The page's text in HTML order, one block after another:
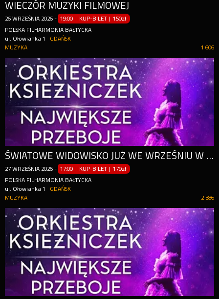
WIECZÓR MUZYKI FILMOWEJ
26 WRZEŚNIA 2026 - 19:00 | KUP-BILET |150zł
POLSKA FILHARMONIA BAŁTYCKA
ul. Ołowianka 1
GDAŃSK
1 606
MUZYKA
ŚWIATOWE WIDOWISKO JUŻ WE WRZEŚNIU W GDAŃSKU!
27 WRZEŚNIA 2026 - 17:00 | KUP-BILET |179zł
POLSKA FILHARMONIA BAŁTYCKA
ul. Ołowianka 1
GDAŃSK
2 386
MUZYKA